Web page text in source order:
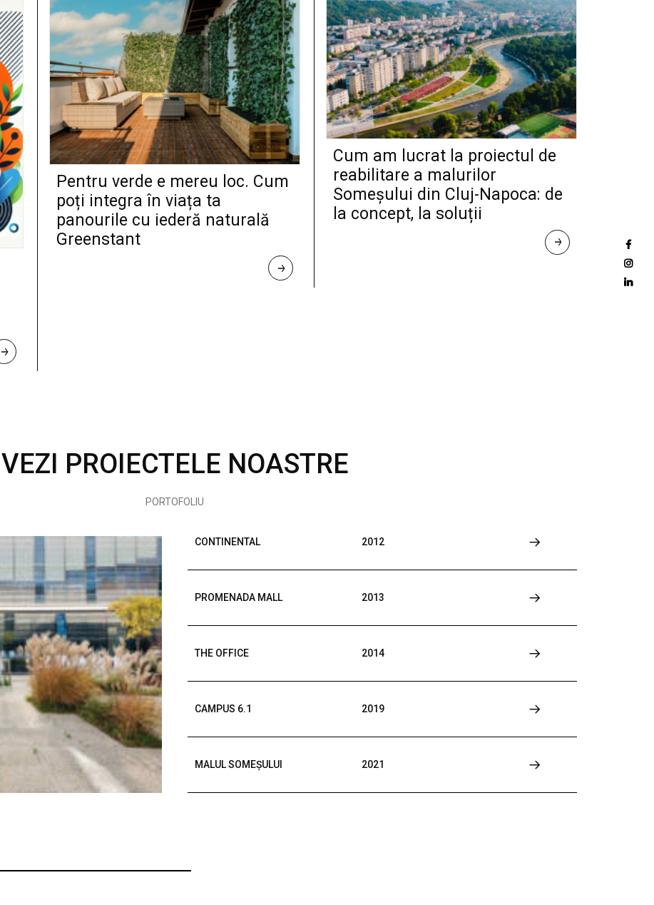
R
E
Pentru verde e mereu loc. Cum
poți integra în viața ta
panourile cu iederă naturală
Greenstant
R
E
Cum am lucrat la proiectul de
reabilitare a malurilor
Someșului din Cluj-Napoca: de
la concept, la soluții
R
VEZI PROIECTELE NOASTRE
PORTOFOLIU
CONTINENTAL 2012
PROMENADA MALL 2013
THE OFFICE 2014
CAMPUS 6.1 2019
MALUL SOMEȘULUI 2021